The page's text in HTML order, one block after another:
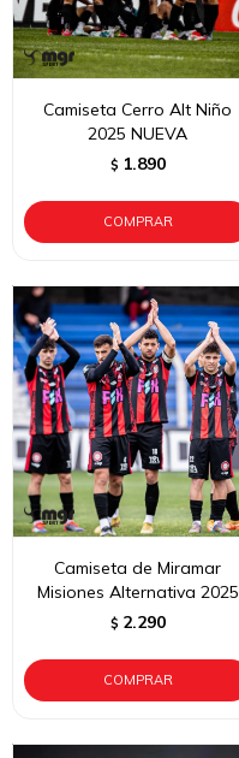
Camiseta Cerro Alt Niño
2025 NUEVA
$ 1.890
Camiseta de Miramar
Misiones Alternativa 2025
$ 2.290